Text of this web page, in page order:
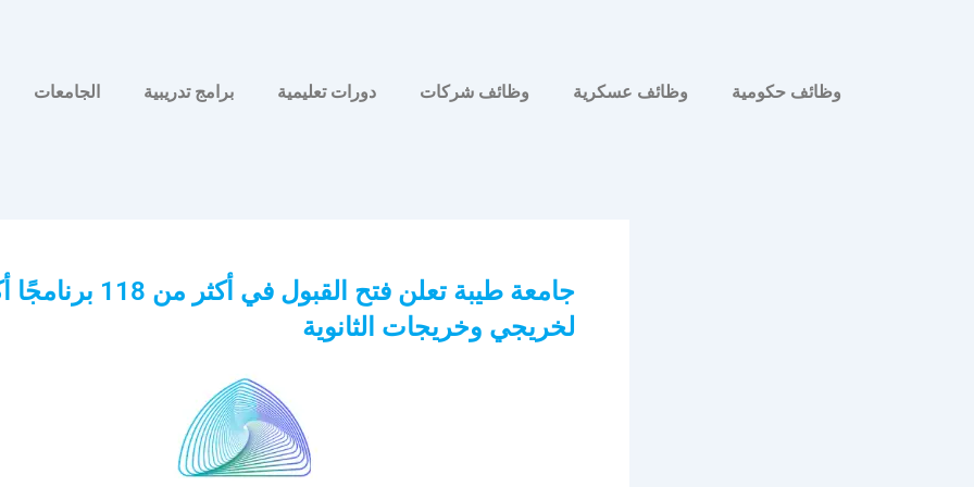
وظائف حكومية وظائف عسكرية وظائف شركات دورات تعليمية برامج تدريبية الجامعات
جامعة طيبة تعلن فتح القبول في
لخريجي وخريجات الثانوية